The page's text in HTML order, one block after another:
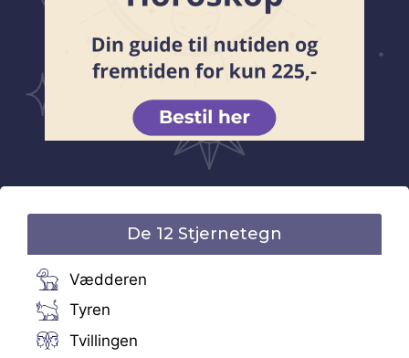
De 12 Stjernetegn
Vædderen
Tyren
Tvillingen